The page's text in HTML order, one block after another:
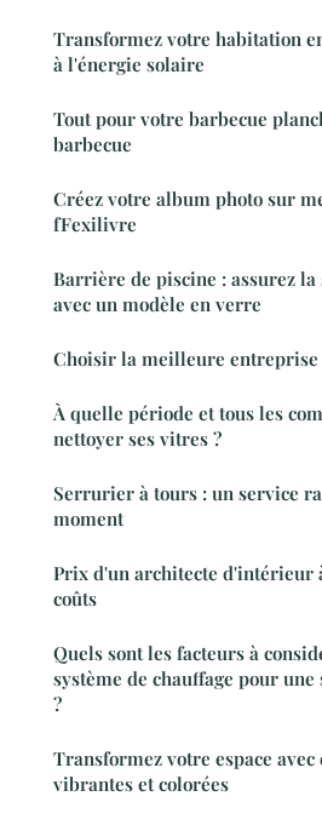
Transformez votre habitation
à l'énergie solaire
Tout pour votre barbecue
barbecue
Créez votre album photo sur
fFexilivre
Barrière de piscine : assurez
avec un modèle en verre
Choisir la meilleure
À quelle période et tous les
nettoyer ses vitres ?
Serrurier à tours : un service
moment
Prix d'un architecte d'intérieur
coûts
Quels sont les facteurs à
système de chauffage pour
?
Transformez votre espace avec
vibrantes et colorées